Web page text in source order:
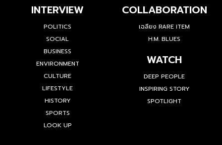
INTERVIEW
POLITICS
SOCIAL
BUSINESS
ENVIRONMENT
CULTURE
LIFESTYLE
HISTORY
SPORTS
LOOK UP
COLLABORATION
เฉลียง RARE ITEM
H.M. BLUES
WATCH
DEEP PEOPLE
INSPIRING STORY
SPOTLIGHT